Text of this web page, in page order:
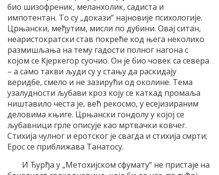
био шизофреник, меланхолик, садиста и
импотентан. То су „докази” најновије психологије.
Црњански, међутим, мисли по дубини. Овај ситан,
неаристократски став покреће код њега неколико
размишљања на тему гадости полног нагона с
којом се Кјеркегор суочио. Он је био човек са севера
– а само такви људи су у стању да раскидају
веридбе, смело и не зазирући од околине. Тема
узалудности љубави кроз коју се каткад промаља
ништавило честа је, већ рекосмо, у есејизираним
деловима књиге. Црњански гондолу у којој се
љубавници грле описује као мртвачки ковчег.
Стихија чулног и еротског је свагда и стихија смрти;
Ерос се приближава Танатосу.
И Ђурђа у „Метохијском сфумату“ не пристаје на